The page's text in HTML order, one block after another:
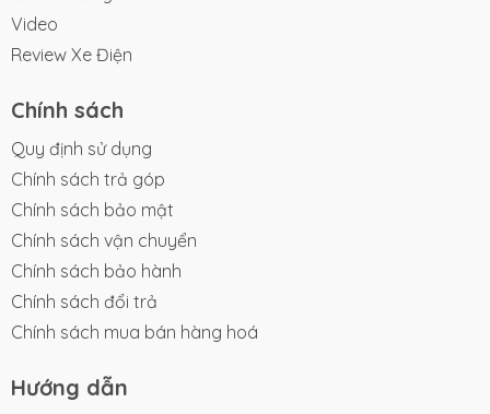
Video
Review Xe Điện
Chính sách
Quy định sử dụng
Chính sách trả góp
Chính sách bảo mật
Chính sách vận chuyển
Chính sách bảo hành
Chính sách đổi trả
Chính sách mua bán hàng hoá
Hướng dẫn